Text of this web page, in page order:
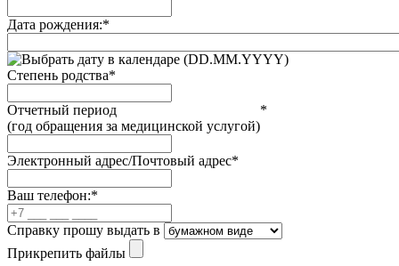
Дата рождения:*
(DD.MM.YYYY)
Степень родства*
Отчетный период
(год обращения за медицинской услугой)
*
Электронный адрес/Почтовый адрес*
Ваш телефон:*
Справку прошу выдать в
Прикрепить файлы